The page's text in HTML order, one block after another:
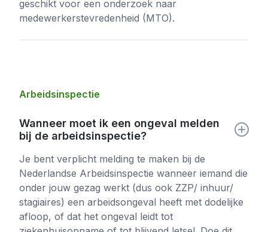
geschikt voor een onderzoek naar
medewerkerstevredenheid (MTO).
Arbeidsinspectie
Wanneer moet ik een ongeval melden
bij de arbeidsinspectie?
Je bent verplicht melding te maken bij de
Nederlandse Arbeidsinspectie wanneer iemand die
onder jouw gezag werkt (dus ook ZZP/ inhuur/
stagiaires) een arbeidsongeval heeft met dodelijke
afloop, of dat het ongeval leidt tot